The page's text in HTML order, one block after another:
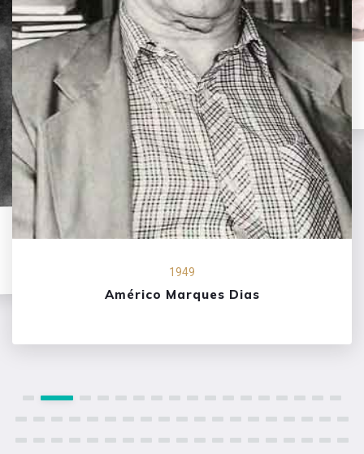
1953
Amorim Pedrosa Moleirinho